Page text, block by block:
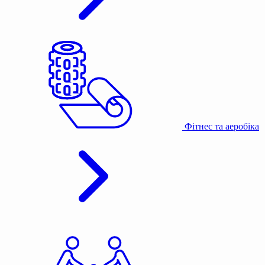
Фітнес та аеробіка